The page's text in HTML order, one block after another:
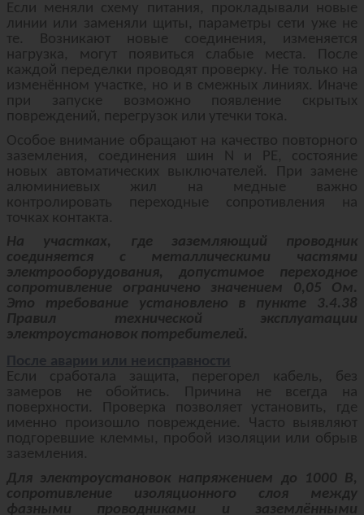
Если меняли схему питания, прокладывали новые
линии или заменяли щиты, параметры сети уже не
те. Возникают новые соединения, изменяется
нагрузка, могут появиться слабые места. После
каждой переделки проводят проверку. Не только на
изменённом участке, но и в смежных линиях. Иначе
при запуске возможно появление скрытых
повреждений, перегрузок или утечки тока.
Особое внимание обращают на качество повторного
заземления, соединения шин N и PE, состояние
новых автоматических выключателей. При замене
алюминиевых жил на медные важно
контролировать переходные сопротивления на
точках контакта.
На участках, где заземляющий проводник
соединяется с металлическими частями
электрооборудования, допустимое переходное
сопротивление ограничено значением 0,05 Ом.
Это требование установлено в пункте 3.4.38
Правил технической эксплуатации
электроустановок потребителей.
Если сработала защита, перегорел кабель, без
замеров не обойтись. Причина не всегда на
поверхности. Проверка позволяет установить, где
именно произошло повреждение. Часто выявляют
подгоревшие клеммы, пробой изоляции или обрыв
заземления.
Для электроустановок напряжением до 1000 В,
сопротивление изоляционного слоя между
фазными проводниками и заземлёнными